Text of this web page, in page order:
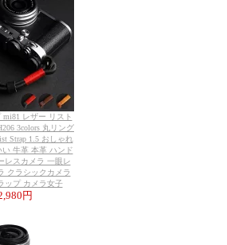
mi81 レザー リスト
3colors 丸リング
Strap 1.5 おしゃれ
牛革 本革 ハンド
レスカメラ 一眼レ
クラシックカメラ
ップ カメラ女子
円